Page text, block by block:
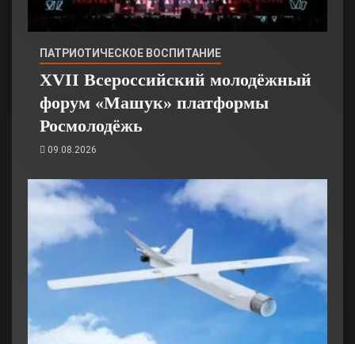
ПАТРИОТИЧЕСКОЕ ВОСПИТАНИЕ
XVII Всероссийский молодёжный
форум «Машук» платформы
Росмолодёжь
09.08.2026